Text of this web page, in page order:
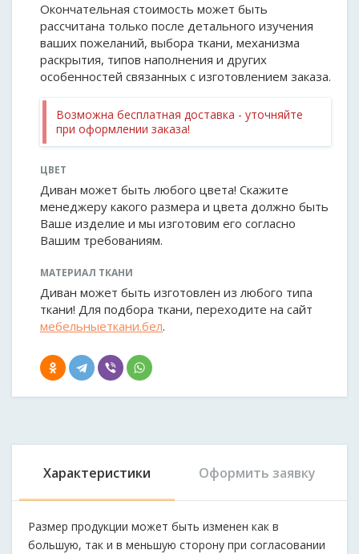
Окончательная стоимость может быть
рассчитана только после детального изучения
ваших пожеланий, выбора ткани, механизма
раскрытия, типов наполнения и других
особенностей связанных с изготовлением заказа.
Возможна бесплатная доставка - уточняйте
при оформлении заказа!
ЦВЕТ
Диван может быть любого цвета! Скажите
менеджеру какого размера и цвета должно быть
Ваше изделие и мы изготовим его согласно
Вашим требованиям.
МАТЕРИАЛ ТКАНИ
Диван может быть изготовлен из любого типа
ткани! Для подбора ткани, переходите на сайт
мебельныеткани.бел.
Характеристики Оформить заявку
Размер продукции может быть изменен как в
большую, так и в меньшую сторону при согласовании